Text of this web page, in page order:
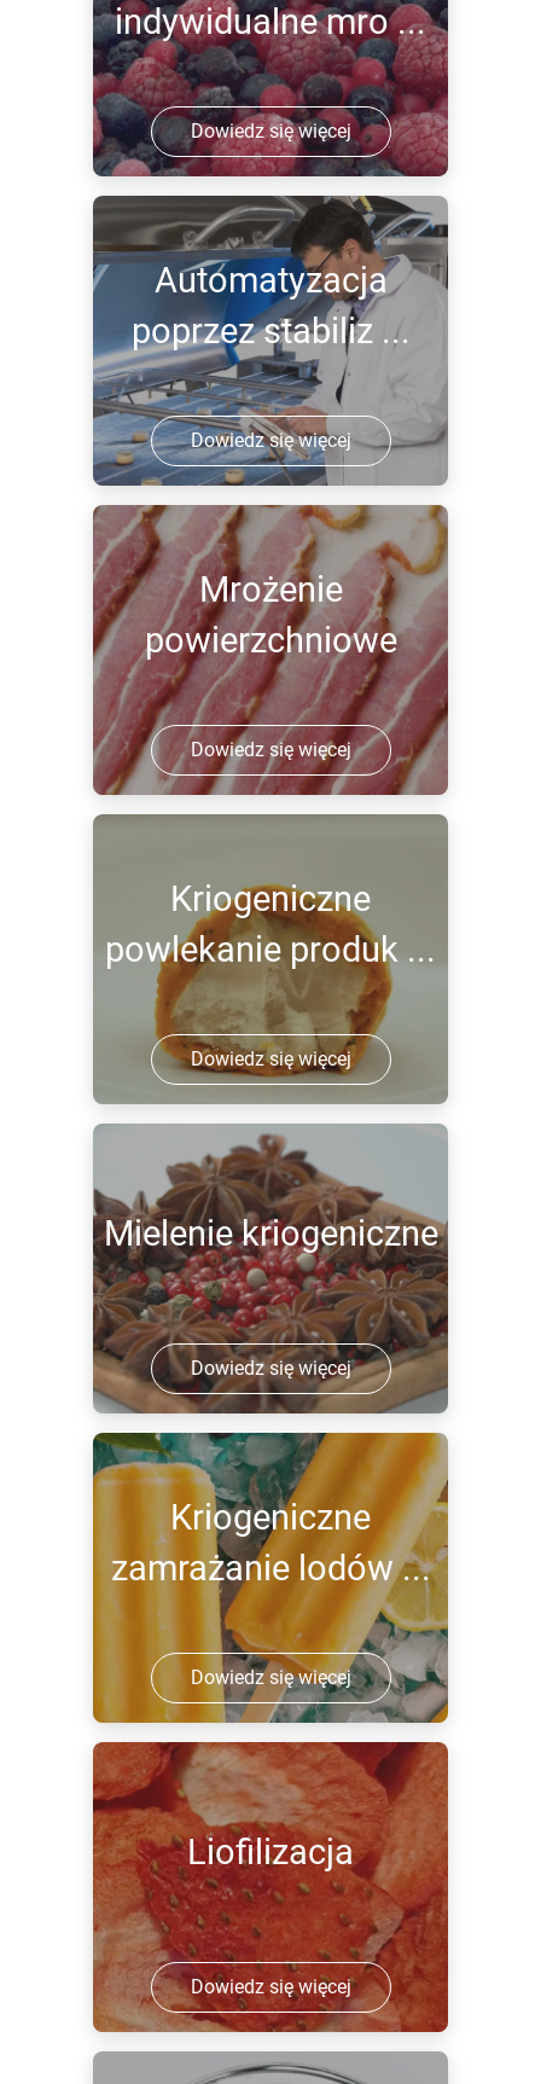
indywidualne mro ...
Dowiedz się więcej
Automatyzacja
poprzez stabiliz ...
Dowiedz się więcej
Mrożenie
powierzchniowe
Dowiedz się więcej
Kriogeniczne
powlekanie produk ...
Dowiedz się więcej
Mielenie kriogeniczne
Dowiedz się więcej
Kriogeniczne
zamrażanie lodów ...
Dowiedz się więcej
Liofilizacja
Dowiedz się więcej